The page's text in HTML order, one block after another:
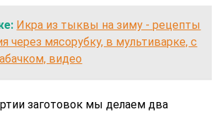
Икра из тыквы на зиму - рецепты
через мясорубку, в мультиварке, с
видео
заготовок мы делаем два